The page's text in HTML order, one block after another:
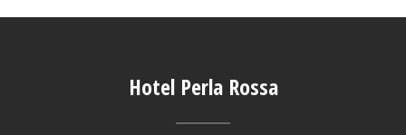
Hotel Perla Rossa